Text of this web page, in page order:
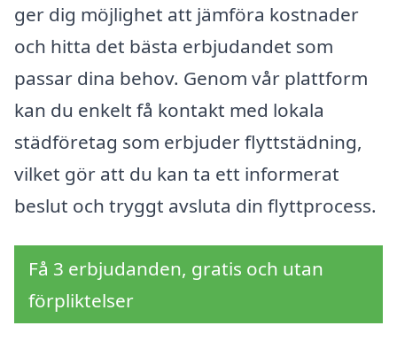
ger dig möjlighet att jämföra kostnader
och hitta det bästa erbjudandet som
passar dina behov. Genom vår plattform
kan du enkelt få kontakt med lokala
städföretag som erbjuder flyttstädning,
vilket gör att du kan ta ett informerat
beslut och tryggt avsluta din flyttprocess.
Få 3 erbjudanden, gratis och utan
förpliktelser